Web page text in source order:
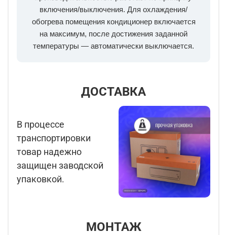
включения/выключения. Для охлаждения/
обогрева помещения кондиционер включается
на максимум, после достижения заданной
температуры — автоматически выключается.
ДОСТАВКА
В процессе
транспортировки
товар надежно
защищен заводской
упаковкой.
МОНТАЖ